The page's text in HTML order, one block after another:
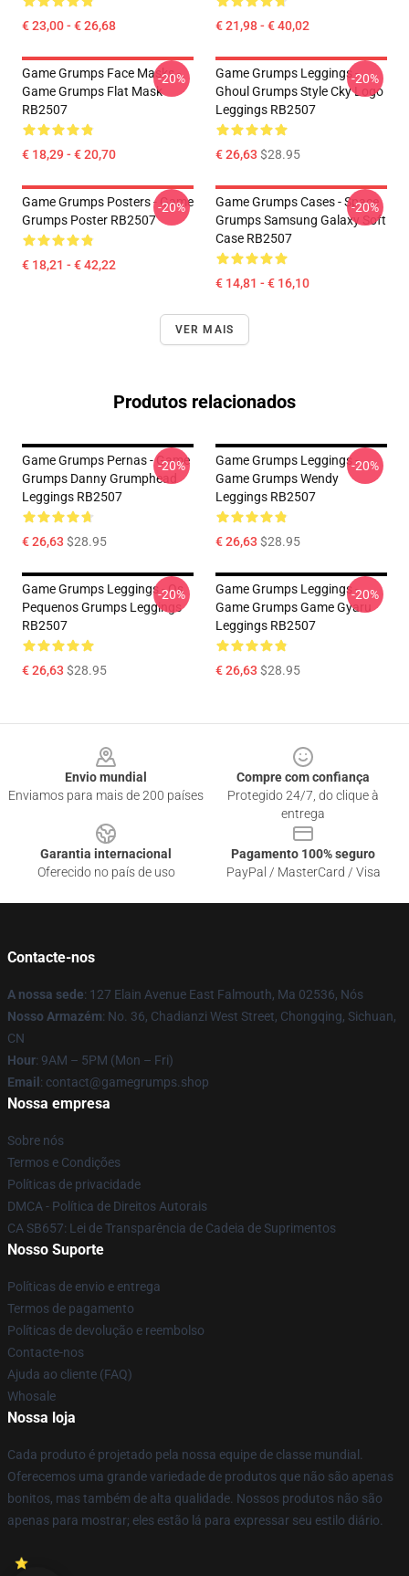
€ 23,00 - € 26,68 € 21,98 - € 40,02
Game Grumps Face Masks -
Game Grumps Flat Mask
RB2507
€ 18,29 - € 20,70
-20%
Game Grumps Leggings -
Ghoul Grumps Style Cky Logo
Leggings RB2507
€ 26,63 $28.95
-20%
Game Grumps Posters - Game
Grumps Poster RB2507
€ 18,21 - € 42,22
-20%
Game Grumps Cases - Space
Grumps Samsung Galaxy Soft
Case RB2507
€ 14,81 - € 16,10
-20%
VER MAIS
Produtos relacionados
Game Grumps Pernas - Game
Grumps Danny Grumphead
Leggings RB2507
€ 26,63 $28.95
-20%
Game Grumps Leggings -
Game Grumps Wendy
Leggings RB2507
€ 26,63 $28.95
-20%
Game Grumps Leggings - Os
Pequenos Grumps Leggings
RB2507
€ 26,63 $28.95
-20%
Game Grumps Leggings -
Game Grumps Game Gyaru
Leggings RB2507
€ 26,63 $28.95
-20%
Envio mundial
Enviamos para mais de 200 países
Compre com confiança
Protegido 24/7, do clique à
entrega
Garantia internacional
Oferecido no país de uso
Pagamento 100% seguro
PayPal / MasterCard / Visa
Contacte-nos
A nossa sede: 127 Elain Avenue East Falmouth, Ma 02536, Nós
Nosso Armazém: No. 36, Chadianzi West Street, Chongqing, Sichuan,
CN
Hour: 9AM – 5PM (Mon – Fri)
Email : contact@gamegrumps.shop
Nossa empresa
Sobre nós
Termos e Condições
Políticas de privacidade
DMCA - Política de Direitos Autorais
CA SB657: Lei de Transparência de Cadeia de Suprimentos
Nosso Suporte
Políticas de envio e entrega
Termos de pagamento
Políticas de devolução e reembolso
Contacte-nos
Ajuda ao cliente (FAQ)
Whosale
Nossa loja
Cada produto é projetado pela nossa equipe de classe mundial.
Oferecemos uma grande variedade de produtos que não são apenas
bonitos, mas também de alta qualidade. Nossos produtos não são
apenas para mostrar; eles estão lá para expressar seu estilo diário.